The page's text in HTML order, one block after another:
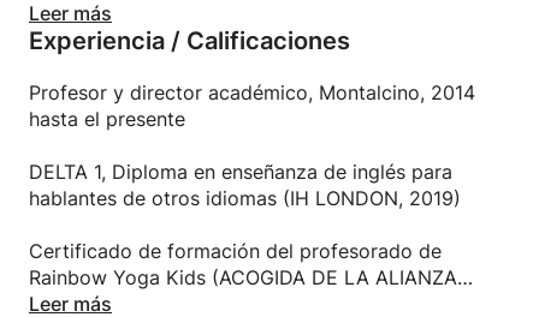
Italiano, inglés, alemán y ruso (SSLMIT Trieste, 2013)
Leer más
Experiencia / Calificaciones
Profesor y director académico, Montalcino, 2014
hasta el presente
DELTA 1, Diploma en enseñanza de inglés para
hablantes de otros idiomas (IH LONDON, 2019)
Certificado de formación del profesorado de
Rainbow Yoga Kids (ACOGIDA DE LA ALIANZA
YOGA, 2018)
Leer más